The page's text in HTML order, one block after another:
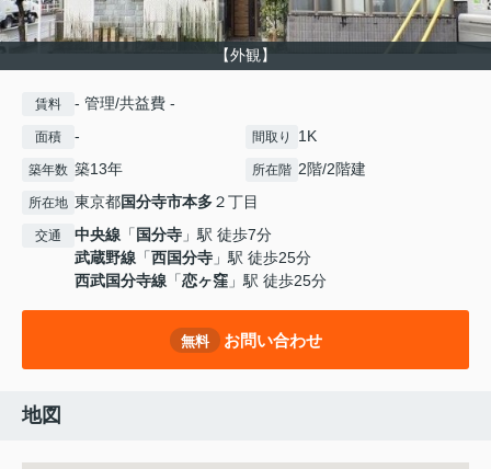
【外観】
賃料 - 管理/共益費 -
面積 - 間取り 1K
築年数 築13年 所在階 2階/2階建
所在地 東京都国分寺市本多２丁目
交通 中央線 「 国分寺 」駅 徒歩7分
武蔵野線 「西国分寺 」駅 徒歩25分
西武国分寺線 「恋ヶ窪 」駅 徒歩25分
無料 お問い合わせ
地図